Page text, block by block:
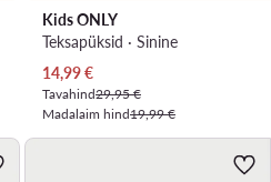
Kids ONLY
Teksapüksid · Sinine
Praegune hind
14,99€
Tavahind29,95 €
Madalaim hind19,99 €